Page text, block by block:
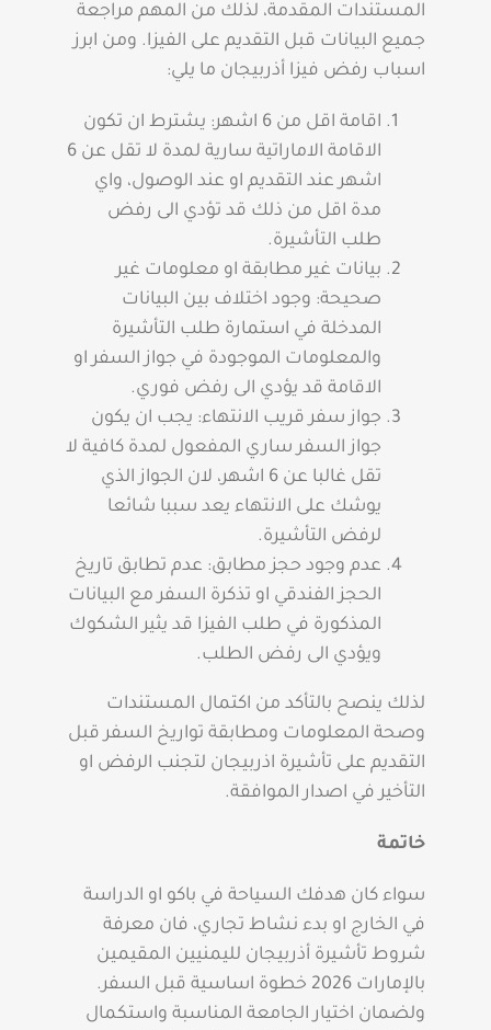
المستندات المقدمة، لذلك من المهم مراجعة
جميع البيانات قبل التقديم على الفيزا. ومن ابرز
اسباب رفض فيزا أذربيجان ما يلي:
اقامة اقل من 6 اشهر: يشترط ان تكون
الاقامة الاماراتية سارية لمدة لا تقل عن 6
اشهر عند التقديم او عند الوصول، واي
مدة اقل من ذلك قد تؤدي الى رفض
طلب التأشيرة.
بيانات غير مطابقة او معلومات غير
صحيحة: وجود اختلاف بين البيانات
المدخلة في استمارة طلب التأشيرة
والمعلومات الموجودة في جواز السفر او
الاقامة قد يؤدي الى رفض فوري.
جواز سفر قريب الانتهاء: يجب ان يكون
جواز السفر ساري المفعول لمدة كافية لا
تقل غالبا عن 6 اشهر، لان الجواز الذي
يوشك على الانتهاء يعد سببا شائعا
لرفض التأشيرة.
عدم وجود حجز مطابق: عدم تطابق تاريخ
الحجز الفندقي او تذكرة السفر مع البيانات
المذكورة في طلب الفيزا قد يثير الشكوك
ويؤدي الى رفض الطلب.
لذلك ينصح بالتأكد من اكتمال المستندات
وصحة المعلومات ومطابقة تواريخ السفر قبل
التقديم على تأشيرة اذربيجان لتجنب الرفض او
التأخير في اصدار الموافقة.
خاتمة
سواء كان هدفك السياحة في باكو او الدراسة
في الخارج او بدء نشاط تجاري، فان معرفة
شروط تأشيرة أذربيجان لليمنيين المقيمين
بالإمارات 2026 خطوة اساسية قبل السفر.
ولضمان اختيار الجامعة المناسبة واستكمال